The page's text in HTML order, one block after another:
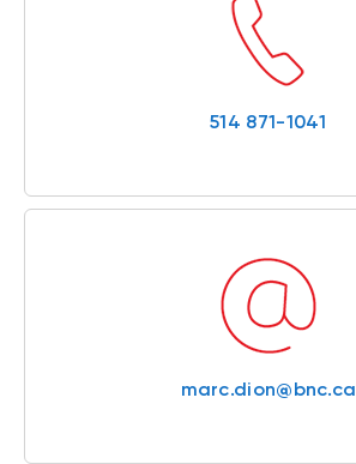
514 871-1041
marc.dion@bnc.ca